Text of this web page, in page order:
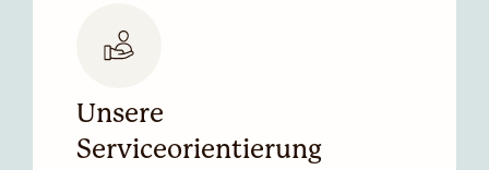
Unsere
Serviceorientierung